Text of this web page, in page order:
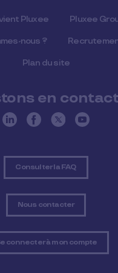
Pluxee Pluxee
nous ?
Plan du site
en contact
Consulter la FAQ
Nous contacter
connecter à mon compte